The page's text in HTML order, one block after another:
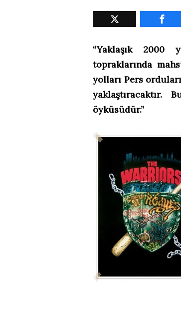
“Yaklaşık 2000
topraklarında
yolları Pers
öyküsüdür.”